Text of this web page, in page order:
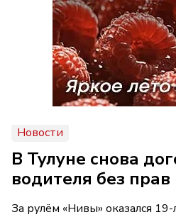
Новости
В Тулуне снова
водителя без прав
За рулём «Нивы» оказался